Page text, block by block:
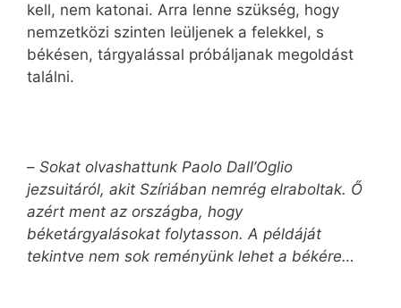
kell, nem katonai. Arra lenne szükség, hogy
nemzetközi szinten leüljenek a felekkel, s
békésen, tárgyalással próbáljanak megoldást
találni.
– Sokat olvashattunk Paolo Dall’Oglio
jezsuitáról, akit Szíriában nemrég elraboltak. Ő
azért ment az országba, hogy
béketárgyalásokat folytasson. A példáját
tekintve nem sok reményünk lehet a békére…